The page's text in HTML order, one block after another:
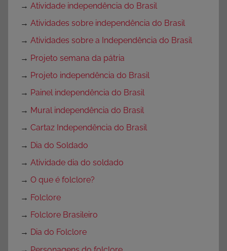
→ Atividade independência do Brasil
→ Atividades sobre independência do Brasil
→ Atividades sobre a Independência do Brasil
→ Projeto semana da pátria
→ Projeto independência do Brasil
→ Painel independência do Brasil
→ Mural independência do Brasil
→ Cartaz Independência do Brasil
→ Dia do Soldado
→ Atividade dia do soldado
→ O que é folclore?
→ Folclore
→ Folclore Brasileiro
→ Dia do Folclore